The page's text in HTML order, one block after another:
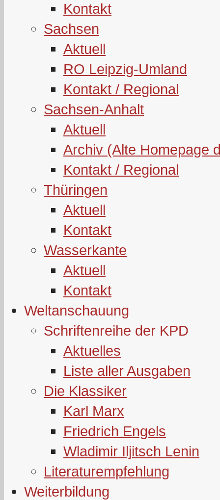
Kontakt
Sachsen
Aktuell
RO Leipzig-Umland
Kontakt / Regional
Sachsen-Anhalt
Aktuell
Archiv (Alte Homepage
Kontakt / Regional
Thüringen
Aktuell
Kontakt
Wasserkante
Aktuell
Kontakt
Weltanschauung
Schriftenreihe der KPD
Aktuelles
Liste aller Ausgaben
Die Klassiker
Karl Marx
Friedrich Engels
Wladimir Iljitsch Lenin
Literaturempfehlung
Weiterbildung